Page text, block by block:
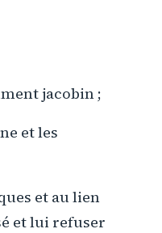
jacobin ;
et les
et au lien
et lui refuser